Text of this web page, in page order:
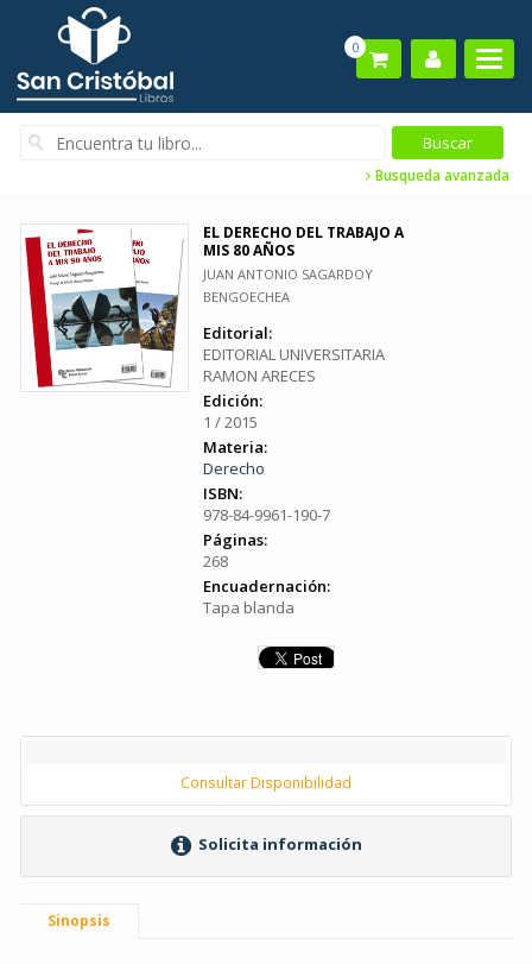
0
Busqueda avanzada
EL DERECHO DEL TRABAJO A
MIS 80 AÑOS
JUAN ANTONIO SAGARDOY
BENGOECHEA
Editorial:
EDITORIAL UNIVERSITARIA
RAMON ARECES
Edición:
1 / 2015
Materia:
Derecho
ISBN:
978-84-9961-190-7
Páginas:
268
Encuadernación:
Tapa blanda
Consultar Disponibilidad
Solicita información
Sinopsis